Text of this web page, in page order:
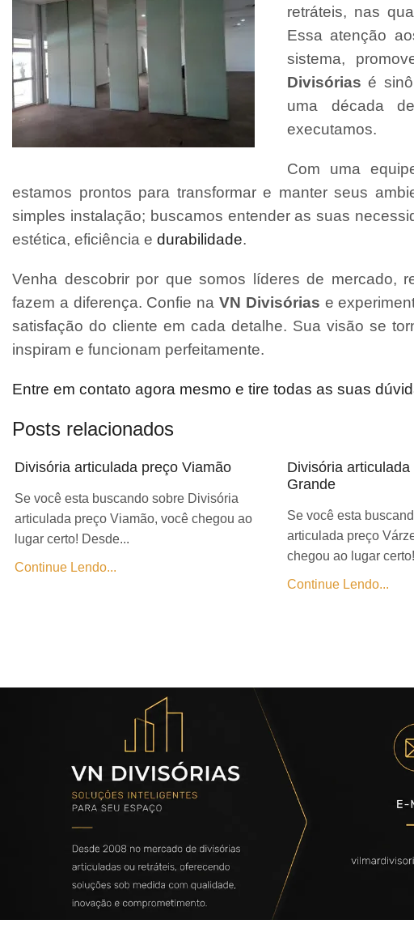
retráteis, nas
Essa atenção
sistema,
Divisórias é
uma década
executamos.
Com uma
estamos prontos para transformar e manter seus
simples instalação; buscamos entender as suas
estética, eficiência e durabilidade.
Venha descobrir por que somos líderes de mercado,
fazem a diferença. Confie na VN Divisórias e
satisfação do cliente em cada detalhe. Sua visão se
inspiram e funcionam perfeitamente.
Entre em contato agora mesmo e tire todas as suas
Posts relacionados
Divisória articulada preço Viamão
Se você esta buscando sobre Divisória
articulada preço Viamão, você chegou ao
lugar certo! Desde...
Continue Lendo...
Divisória
Grande
Se você esta
articulada preço
chegou ao lugar
Continue Lendo...